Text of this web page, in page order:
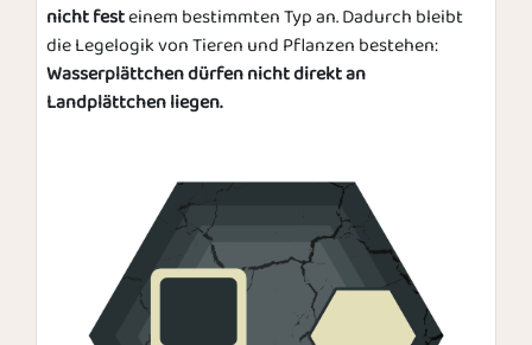
nicht festeinem bestimmten Typ an. Dadurch bleibt
die Legelogik von Tieren und Pflanzen bestehen:
Wasserplättchen dürfen nicht direkt an
Landplättchen liegen.